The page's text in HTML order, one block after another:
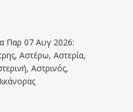
Παρ 07 Αυγ 2026:
Αστέρω, Αστερία,
Αστρινός,